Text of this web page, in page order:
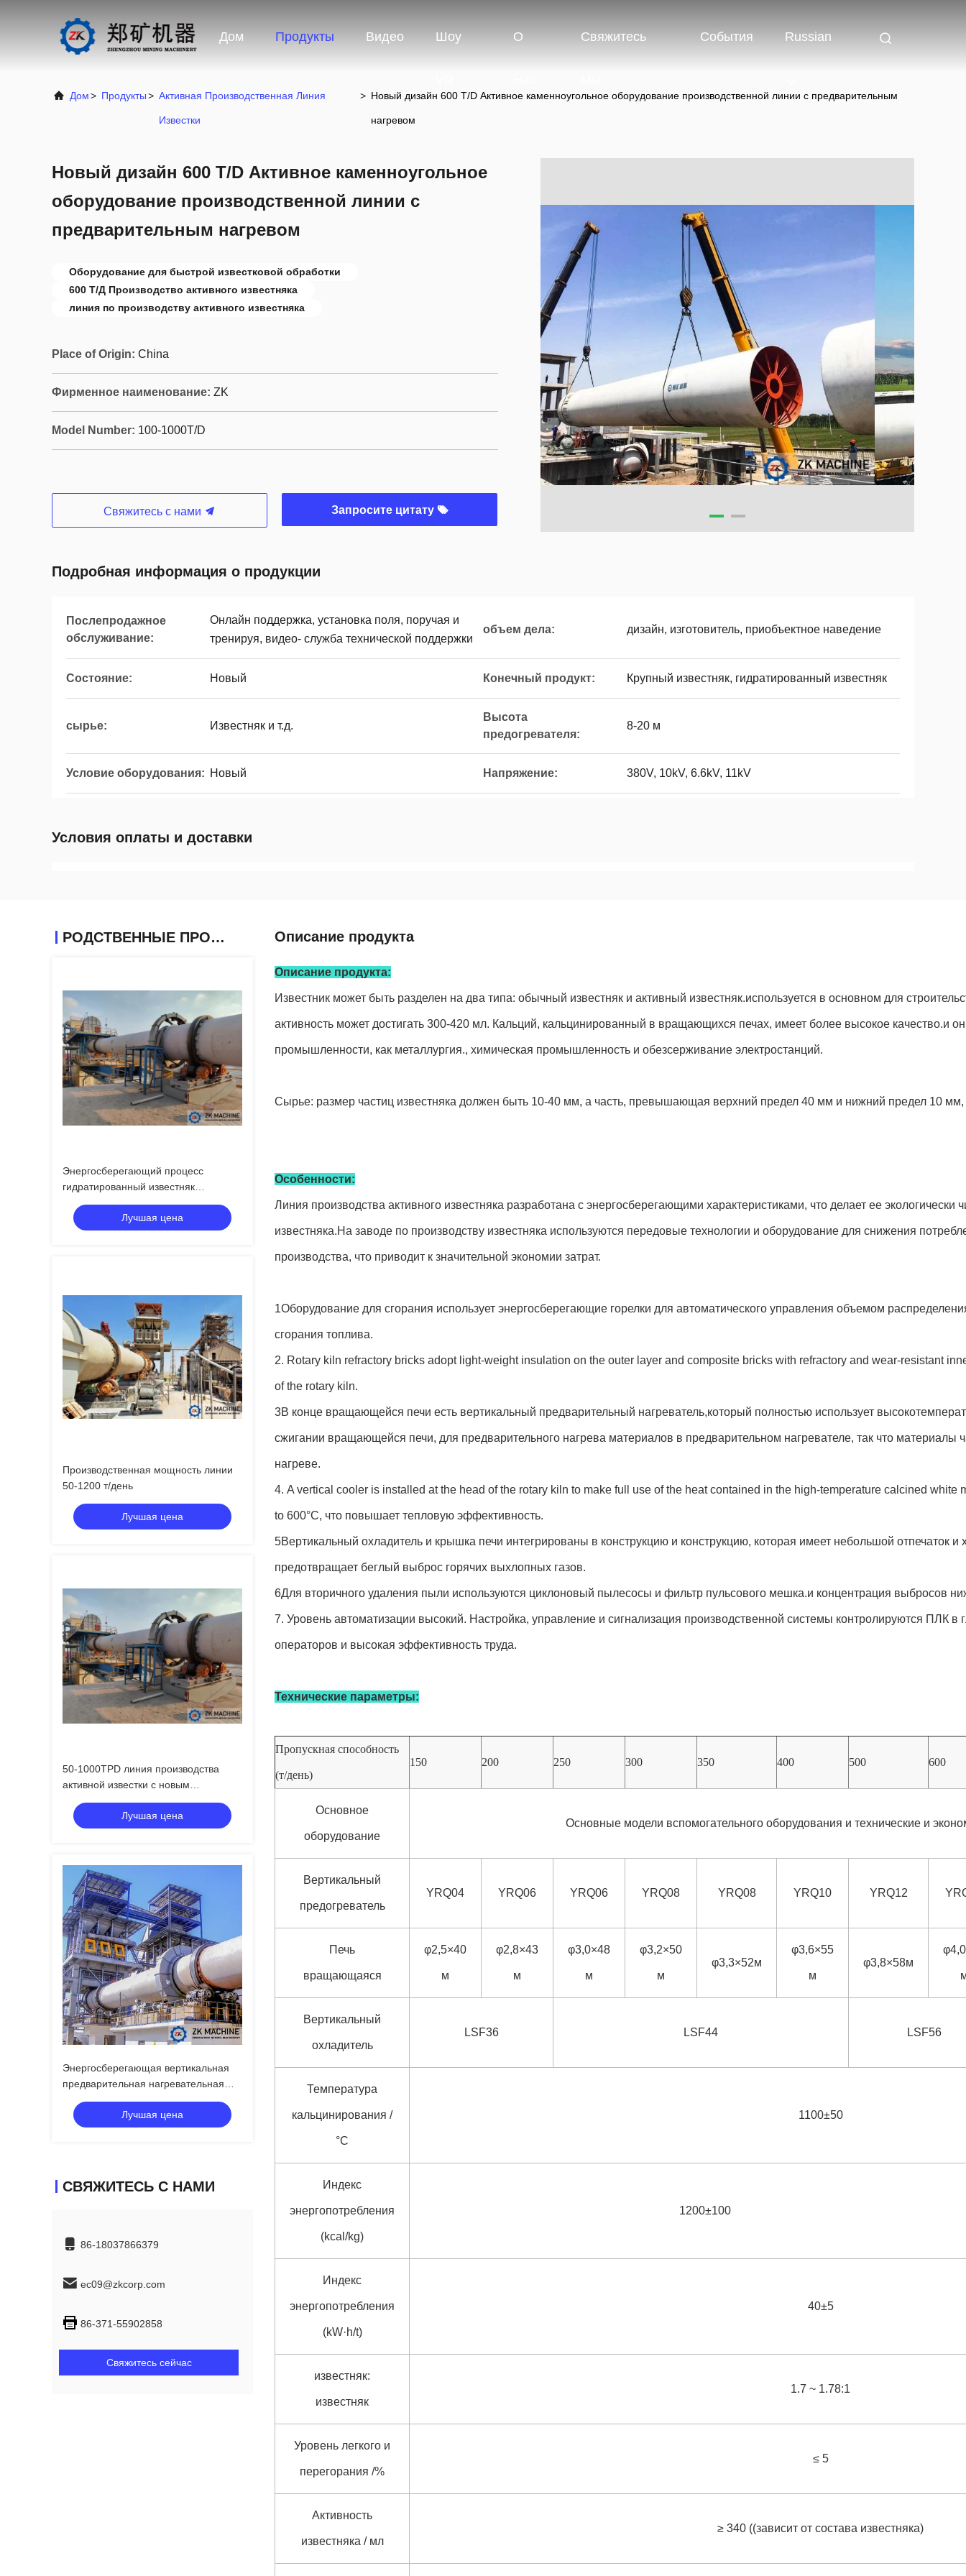
Дом Продукты Видео Шоу О Свяжитесь События Russian
Дом> Продукты> Активная Производственная Линия
Известки
> Новый дизайн 600 T/D Активное каменноугольное оборудование производственной линии с предварительным
нагревом
Новый дизайн 600 T/D Активное каменноугольное
оборудование производственной линии с
предварительным нагревом
Оборудование для быстрой известковой обработки
600 Т/Д Производство активного известняка
линия по производству активного известняка
Place of Origin: China
Фирменное наименование: ZK
Model Number: 100-1000T/D
Свяжитесь с нами Запросите цитату
Подробная информация о продукции
Послепродажное
обслуживание:
Онлайн поддержка, установка поля, поручая и
тренируя, видео- служба технической поддержки
объем дела: дизайн, изготовитель, приобъектное наведение
Состояние: Новый Конечный продукт: Крупный известняк, гидратированный известняк
сырье: Известняк и т.д.
Высота
предогревателя:
8-20 м
Условие оборудования: Новый Напряжение: 380V, 10kV, 6.6kV, 11kV
Условия оплаты и доставки
РОДСТВЕННЫЕ ПРОДУКТЫ
Энергосберегающий процесс
гидратированный известняк
Производственная линия Процесс
Smart FactoryЛучшая цена
Производственная мощность линии
50-1200 т/день
Лучшая цена
50-1000TPD линия производства
активной известки с новым
оборудованием
Лучшая цена
Энергосберегающая вертикальная
предварительная нагревательная
гидратированная линия
производства известняка с
оборудованием
Лучшая цена
СВЯЖИТЕСЬ С НАМИ
86-18037866379
ec09@zkcorp.com
86-371-55902858
Свяжитесь сейчас
Описание продукта
Описание продукта:
Известник может быть разделен на два типа: обычный известняк и активный известняк.используется в основном для
активность может достигать 300-420 мл. Кальций, кальцинированный в вращающихся печах, имеет более высокое качество.и
промышленности, как металлургия., химическая промышленность и обезсерживание электростанций.
Сырье: размер частиц известняка должен быть 10-40 мм, а часть, превышающая верхний предел 40 мм и нижний предел 10
Особенности:
Линия производства активного известняка разработана с энергосберегающими характеристиками, что делает ее
известняка.На заводе по производству известняка используются передовые технологии и оборудование для снижения
производства, что приводит к значительной экономии затрат.
1Оборудование для сгорания использует энергосберегающие горелки для автоматического управления объемом
сгорания топлива.
2. Rotary kiln refractory bricks adopt light-weight insulation on the outer layer and composite bricks with refractory and wear-resistant
of the rotary kiln.
3В конце вращающейся печи есть вертикальный предварительный нагреватель,который полностью использует
сжигании вращающейся печи, для предварительного нагрева материалов в предварительном нагревателе, так что материалы
нагреве.
4. A vertical cooler is installed at the head of the rotary kiln to make full use of the heat contained in the high-temperature calcined white
to 600°C, что повышает тепловую эффективность.
5Вертикальный охладитель и крышка печи интегрированы в конструкцию и конструкцию, которая имеет небольшой отпечаток
предотвращает беглый выброс горячих выхлопных газов.
6Для вторичного удаления пыли используются циклоновый пылесосы и фильтр пульсового мешка.и концентрация выбросов
7. Уровень автоматизации высокий. Настройка, управление и сигнализация производственной системы контролируются ПЛК
операторов и высокая эффективность труда.
Технические параметры:
Пропускная способность
(т/день)
150 200 250 300 350 400 500 600
Основное
оборудование
Основные модели вспомогательного оборудования и технические и
Вертикальный
предогреватель
YRQ04 YRQ06 YRQ06 YRQ08 YRQ08 YRQ10 YRQ12
Печь
вращающаяся
φ2,5×40
м
φ2,8×43
м
φ3,0×48
м
φ3,2×50
м
φ3,3×52м
φ3,6×55
м
φ3,8×58м
Вертикальный
охладитель
LSF36 LSF44 LSF56
Температура
кальцинирования /
°C
1100±50
Индекс
энергопотребления
(kcal/kg)
1200±100
Индекс
энергопотребления
(kW·h/t)
40±5
известняк:
известняк
1.7 ~ 1.78:1
Уровень легкого и
перегорания /%
≤ 5
Активность
известняка / мл
≥ 340 ((зависит от состава известняка)